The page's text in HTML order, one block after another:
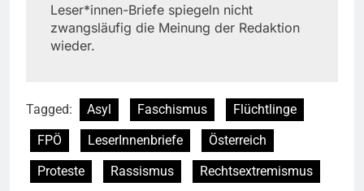
Leser*innen-Briefe spiegeln nicht
zwangsläufig die Meinung der Redaktion
wieder.
Tagged: Asyl Faschismus
Flüchtlinge
FPÖ
LeserInnenbriefe
Österreich
Proteste
Rassismus
Rechtsextremismus